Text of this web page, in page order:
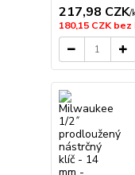
217,98 CZK/
180,15 CZKbez